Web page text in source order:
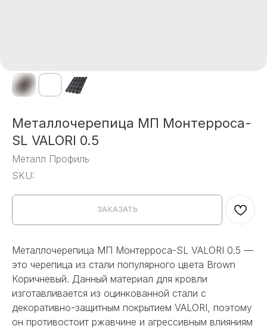
Металлочерепица МП Монтерроса-
SL VALORI 0.5
Металл Профиль
SKU:
ЗАКАЗАТЬ
Металлочерепица МП Монтерроса-SL VALORI 0.5 —
это черепица из стали популярного цвета Brown
Коричневый. Данный материал для кровли
изготавливается из оцинкованной стали с
декоративно-защитным покрытием VALORI, поэтому
он противостоит ржавчине и агрессивным влияниям